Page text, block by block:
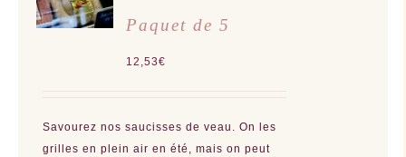
/
DÉTAILS
Paquet de 5
12,53€
Savourez nos saucisses de veau. On les
grilles en plein air en été, mais on peut